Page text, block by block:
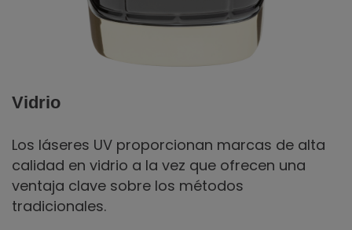
Vidrio
Los láseres UV proporcionan marcas de alta
calidad en vidrio a la vez que ofrecen una
ventaja clave sobre los métodos
tradicionales.